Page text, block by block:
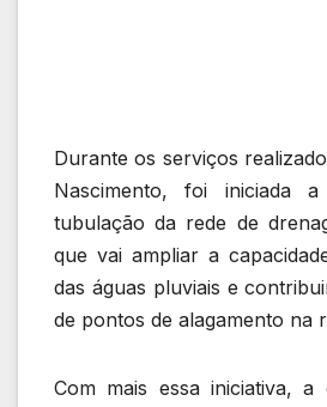
Durante os serviços
Nascimento, foi iniciada
tubulação da rede de
que vai ampliar a
das águas pluviais e
de pontos de alagamento na
Com mais essa iniciativa, a